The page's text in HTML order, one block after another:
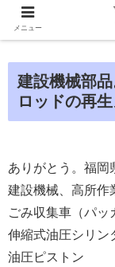
建設機械部
ロッドの再
ありがとう。福岡
建設機械、高所作
ごみ収集車（パッ
伸縮式油圧シリ
油圧ピストン
メニュー